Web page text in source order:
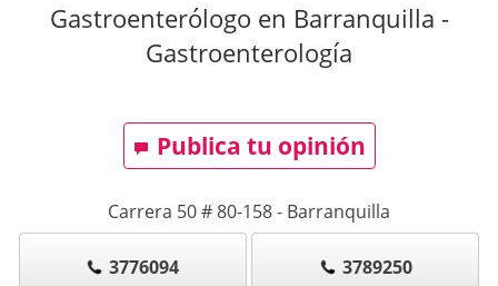
Gastroenterólogo en Barranquilla -
Gastroenterología
Publica tu opinión
Carrera 50 # 80-158- Barranquilla
3776094 3789250